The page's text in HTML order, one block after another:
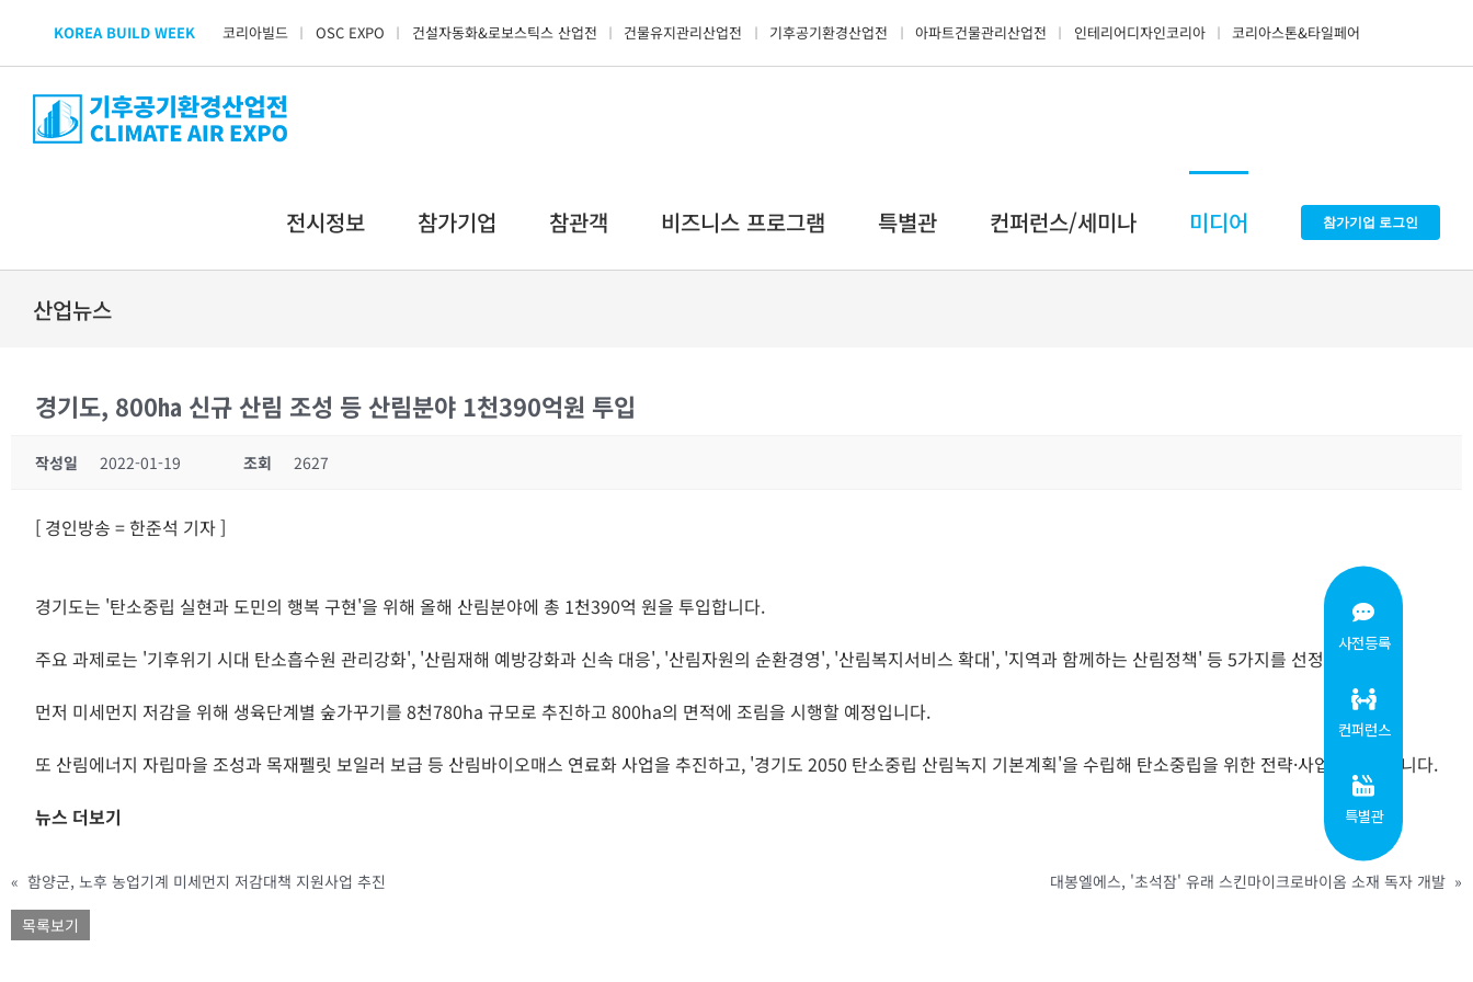
content
KOREA BUILD WEEK 코리아빌드 OSC EXPO 건설자동화&로보스틱스 산업전 건물유지관리산업전 기후공기환경산업전 아파트건물관리산업전 인테리어디자인코리아 코리아스톤&타일페어
전시정보 참가기업 참관객 비즈니스 프로그램 특별관 컨퍼런스/세미나 미디어 참가기업 로그인
산업뉴스
경기도, 800㏊ 신규 산림 조성 등 산림분야 1천390억원 투입
작성일 2022-01-19 조회 2627
[ 경인방송 = 한준석 기자 ]
경기도는 '탄소중립 실현과 도민의 행복 구현'을 위해 올해 산림분야에 총 1천390억 원을 투입합니다.
주요 과제로는 '기후위기 시대 탄소흡수원 관리강화', '산림재해 예방강화과 신속 대응', '산림자원의 순환경영', '산림복지서비스 확대', '지역과 함께하는 산림정책' 등 5가지를 선정했습니다.
먼저 미세먼지 저감을 위해 생육단계별 숲가꾸기를 8천780ha 규모로 추진하고 800ha의 면적에 조림을 시행할 예정입니다.
또 산림에너지 자립마을 조성과 목재펠릿 보일러 보급 등 산림바이오매스 연료화 사업을 추진하고, '경기도 2050 탄소중립 산림녹지 기본계획'을 수립해 탄소중립을 위한 전략·사업을 발굴합니다.
뉴스 더보기
« 함양군, 노후 농업기계 미세먼지 저감대책 지원사업 추진 대봉엘에스, '초석잠' 유래 스킨마이크로바이옴 소재 독자 개발 »
목록보기
사전등록
컨퍼런스
특별관